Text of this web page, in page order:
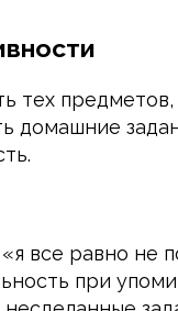
тех
домашние
все равно не
при